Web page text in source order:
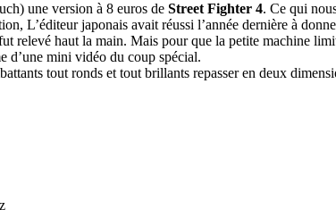
une version à 8 euros de Street Fighter 4. Ce qui
L’éditeur japonais avait réussi l’année dernière à
relevé haut la main. Mais pour que la petite machine
d’une mini vidéo du coup spécial.
tout ronds et tout brillants repasser en deux